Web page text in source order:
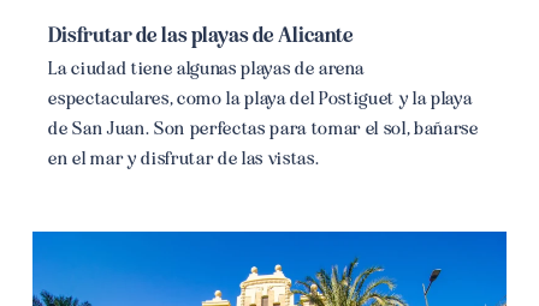
Disfrutar de las playas de Alicante
La ciudad tiene algunas playas de arena
espectaculares, como la playa del Postiguet y la playa
de San Juan. Son perfectas para tomar el sol, bañarse
en el mar y disfrutar de las vistas.